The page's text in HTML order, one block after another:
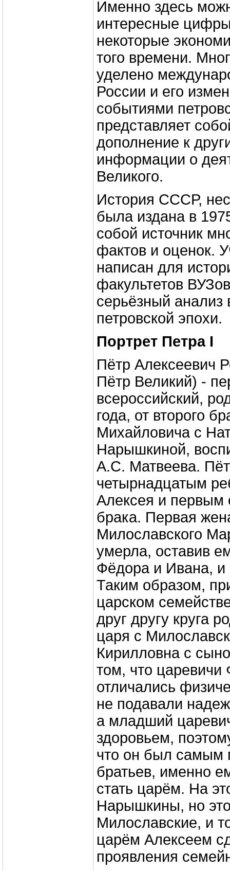
Именно здесь
интересные
некоторые
того времени.
уделено
России и его
событиями
представляет
дополнение к
информации о
Великого.
История СССР,
была издана в
собой источник
фактов и оценок.
написан для
факультетов
серьёзный
петровской эпохи.
Портрет Петра I
Пётр Алексеевич
Пётр Великий) -
всероссийский,
года, от второго
Михайловича с
Нарышкиной,
А.С. Матвеева.
четырнадцатым
Алексея и первым
брака. Первая
Милославского
умерла, оставив
Фёдора и Ивана, и
Таким образом,
царском
друг другу круга
царя с
Кирилловна с
том, что
отличались
не подавали
а младший
здоровьем,
что он был самым
братьев, именно
стать царём. На
Нарышкины, но
Милославские, и
царём Алексеем
проявления